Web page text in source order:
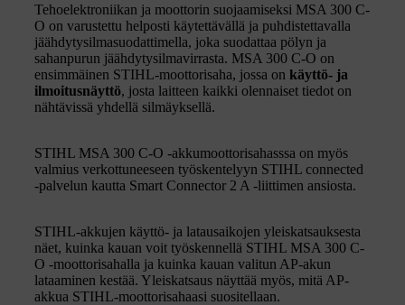
Tehoelektroniikan ja moottorin suojaamiseksi MSA 300 C-
O on varustettu helposti käytettävällä ja puhdistettavalla
jäähdytysilmasuodattimella, joka suodattaa pölyn ja
sahanpurun jäähdytysilmavirrasta. MSA 300 C-O on
ensimmäinen STIHL-moottorisaha, jossa on käyttö- ja
ilmoitusnäyttö, josta laitteen kaikki olennaiset tiedot on
nähtävissä yhdellä silmäyksellä.
STIHL MSA 300 C-O -akkumoottorisahasssa on myös
valmius verkottuneeseen työskentelyyn STIHL connected
-palvelun kautta Smart Connector 2 A -liittimen ansiosta.
STIHL-akkujen käyttö- ja latausaikojen yleiskatsauksesta
näet, kuinka kauan voit työskennellä STIHL MSA 300 C-
O -moottorisahalla ja kuinka kauan valitun AP-akun
lataaminen kestää. Yleiskatsaus näyttää myös, mitä AP-
akkua STIHL-moottorisahaasi suositellaan.